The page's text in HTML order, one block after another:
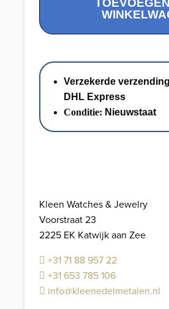
Cocktail
Ring
1.70
Diamant
aantal
Verzekerde
DHL Express
Conditie: Nieuwstaat
Kleen Watches & Jewelry
Voorstraat 23
2225 EK Katwijk aan Zee
+31 71 88 957 22
+31 653 785 106
info@kleenedelmetalen.nl